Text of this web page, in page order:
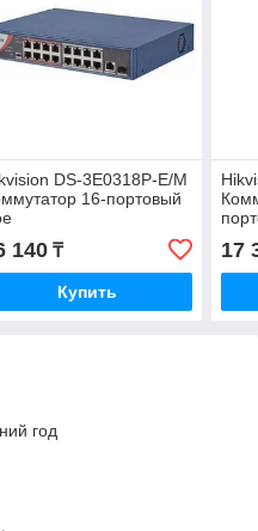
DS-3E0318P-E/M
16-портовый
140₸
Купить
17
год